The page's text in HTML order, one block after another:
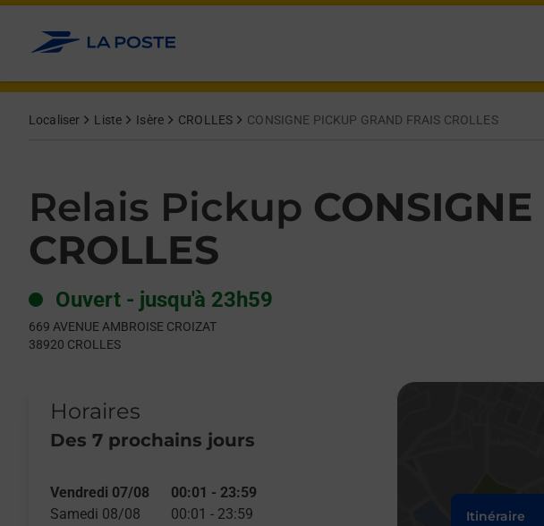
Allez au contenu
Localiser Liste Isère CROLLES CONSIGNE PICKUP GRAND FRAIS CROLLES
Relais Pickup
CROLLES
Ouvert - jusqu'à 23h59
669 AVENUE AMBROISE CROIZAT
38920 CROLLES
Horaires
Des 7 prochains jours
Day of the WeekHours
Vendredi 07/08 00:01 - 23:59
Samedi 08/08
00:01 - 23:59
Itinéraire
Get directions to Relais Pickup at 669 AVENUE AMBROISE CROIZAT CROLLES,
lien s'ouvre dans un nouvel onglet